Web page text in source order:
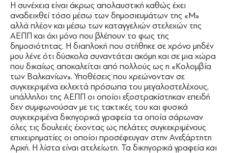
Η συνέχεια είναι άκρως απολαυστική καθώς έχει
αναδειχθεί τόσο μέσω των δημοσιευμάτων της «Μ»
αλλά πλέον και μέσω των καταγγελιών στελεχών της
ΑΕΠΠ και όχι μόνο που βλέπουν το φως της
δημοσιότητας. Η διαπλοκή που στήθηκε σε χρόνο μηδέν
μου λένε ότι δύσκολα συναντάται ακόμη και σε μια χώρα
που δικαίως αποκαλείται από πολλούς ως η «Κολομβία
των Βαλκανίων». Υποθέσεις που χρεώνονταν σε
συγκεκριμένα εκλεκτά πρόσωπα του μεγαλοστελέχους,
υπάλληλοι της ΑΕΠΠ οι οποίοι εξοστρακίστηκαν επειδή
δεν συμφωνούσαν με τις τακτικές του και φυσικά
συγκεκριμένα δικηγορικά γραφεία τα οποία σάρωναν
όλες τις δουλειές έχοντας ως πελάτες συγκεκριμένους
επιχειρηματίες οι οποίοι προσέφευγαν στην Ανεξάρτητη
Αρχή. Η λίστα είναι ατελείωτη. Τα δικηγορικά γραφεία και